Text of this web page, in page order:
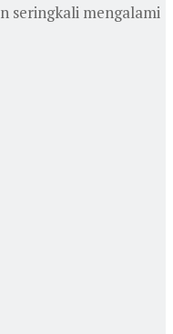
seringkali mengalami